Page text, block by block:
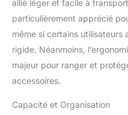
allié léger et facile à
particulièrement apprécié
même si certains utilisateurs
rigide. Néanmoins,
majeur pour ranger et
accessoires.
Capacité et Organisation